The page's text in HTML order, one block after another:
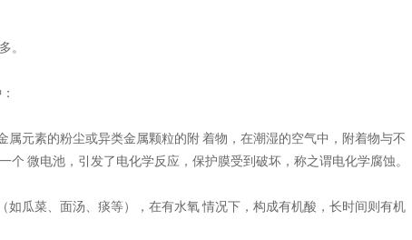
。
属元素的粉尘或异类金属颗粒的附 着物，在潮湿的空气中，附着物与不
个 微电池，引发了电化学反应，保护膜受到破坏，称之谓电化学腐蚀。
如瓜菜、面汤、痰等），在有水氧 情况下，构成有机酸，长时间则有机